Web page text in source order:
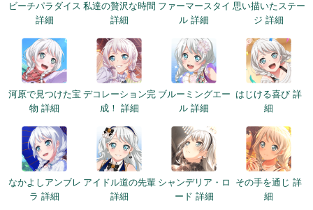
ビーチパラダイス
詳細
私達の贅沢な時間
詳細
ファーマースタイ
ル 詳細
思い描いたステー
ジ 詳細
河原で見つけた宝
物 詳細
デコレーション完
成！ 詳細
ブルーミングエー
ル 詳細
はじける喜び 詳
細
なかよしアンブレ
ラ 詳細
アイドル道の先輩
詳細
シャンデリア・ロ
ード 詳細
その手を通じ 詳
細